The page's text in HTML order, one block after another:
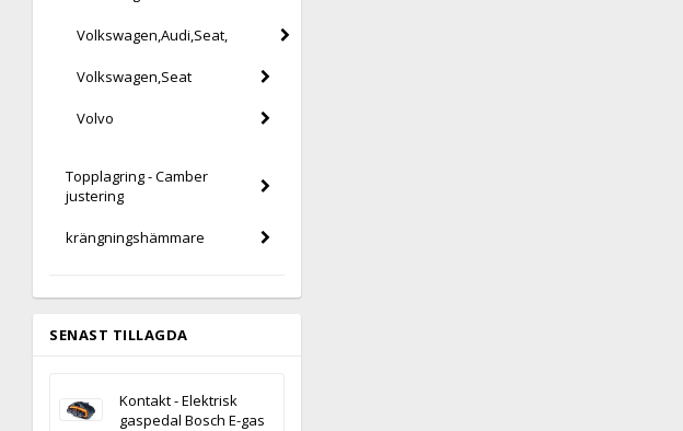
Volkswagen,Audi,Seat,
Volkswagen,Seat
Volvo
Topplagring - Camber
justering
krängningshämmare
SENAST TILLAGDA
Kontakt - Elektrisk
gaspedal Bosch E-gas